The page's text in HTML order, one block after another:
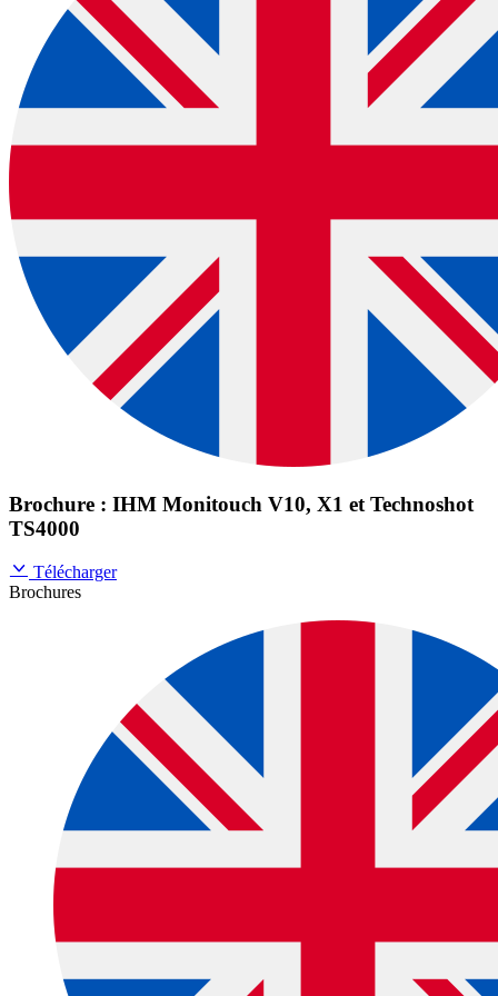
Brochure : IHM Monitouch V10, X1 et Technoshot
TS4000
Télécharger
Brochures